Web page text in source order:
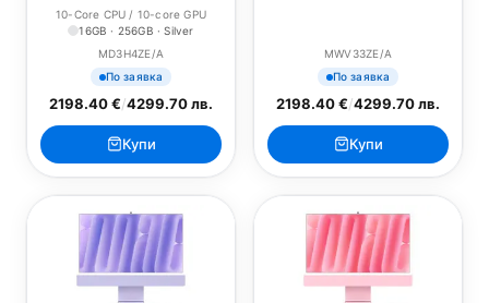
10-Core CPU / 10-core GPU
16GB · 256GB · Silver
MD3H4ZE/A
По заявка
2198.40 €/4299.70 лв.
Купи
MWV33ZE/A
По заявка
2198.40 €/4299.70 лв.
Купи